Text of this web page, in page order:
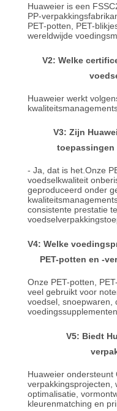
Huaweier is een
PP-
PET-potten, PET-
wereldwijde
V2: Welke
Huaweier werkt
V3: Zijn
toepassingen
- Ja, dat is het.Onze
voedselkwaliteit
geproduceerd onder
consistente prestatie
V4: Welke
PET-potten en -
Onze PET-potten,
veel gebruikt voor
voedsel, snoepwaren,
voedingssupplementen.
V5: Biedt
Huaweier ondersteunt
verpakkingsprojecten,
optimalisatie,
kleurenmatching en